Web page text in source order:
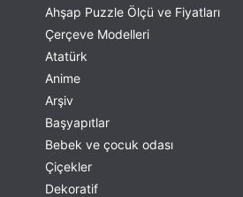
Ahşap Puzzle Ölçü ve Fiyatları
Çerçeve Modelleri
Atatürk
Anime
Arşiv
Başyapıtlar
Bebek ve çocuk odası
Çiçekler
Dekoratif